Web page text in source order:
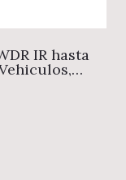
IR hasta
WIFI 6,
SD hasta
(Dahua)